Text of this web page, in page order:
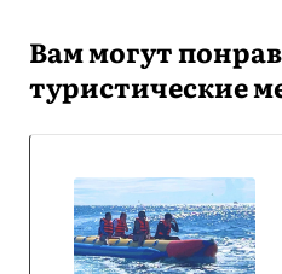
Вам могут
туристические